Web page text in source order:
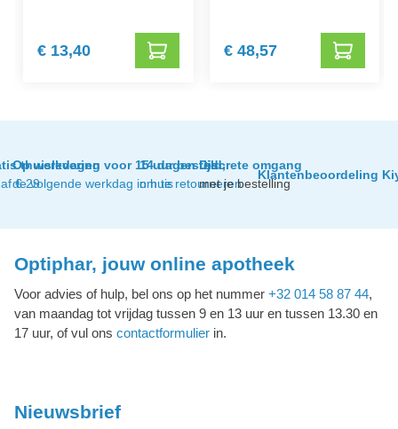
€ 13,40 € 48,57
thuislevering
€ 29
Op werkdagen voor 15 uur besteld,
de volgende werkdag in huis
14 dagen tijd
om te retourneren
Discrete omgang
met je bestelling
Klantenbeoordeling
Optiphar, jouw online apotheek
Voor advies of hulp, bel ons op het nummer +32 014 58 87 44,
van maandag tot vrijdag tussen 9 en 13 uur en tussen 13.30 en
17 uur, of vul ons contactformulier in.
Nieuwsbrief